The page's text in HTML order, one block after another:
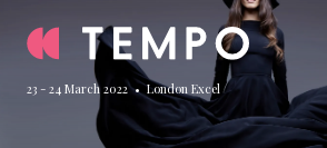
23 - 24 March 2022 • London Excel